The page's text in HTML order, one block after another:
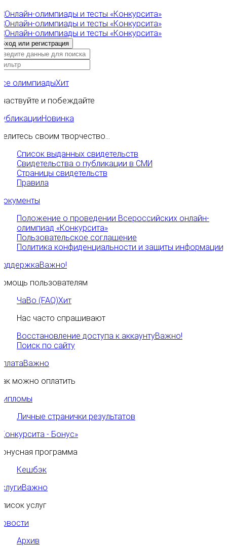
олимпиадыХит
и побеждайте
Новинка
своим творчество...
Список выданных свидетельств
Свидетельства о публикации в СМИ
Страницы свидетельств
Правила
Положение о проведении Всероссийских онлайн-
олимпиад «Конкурсита»
Пользовательское соглашение
Политика конфиденциальности и защиты информации
Важно!
пользователям
ЧаВо (FAQ)Хит
Нас часто спрашивают
Восстановление доступа к аккаунтуВажно!
Поиск по сайту
Важно
можно оплатить
Личные странички результатов
- Бонус»
программа
Кешбэк
Важно
услуг
Архив